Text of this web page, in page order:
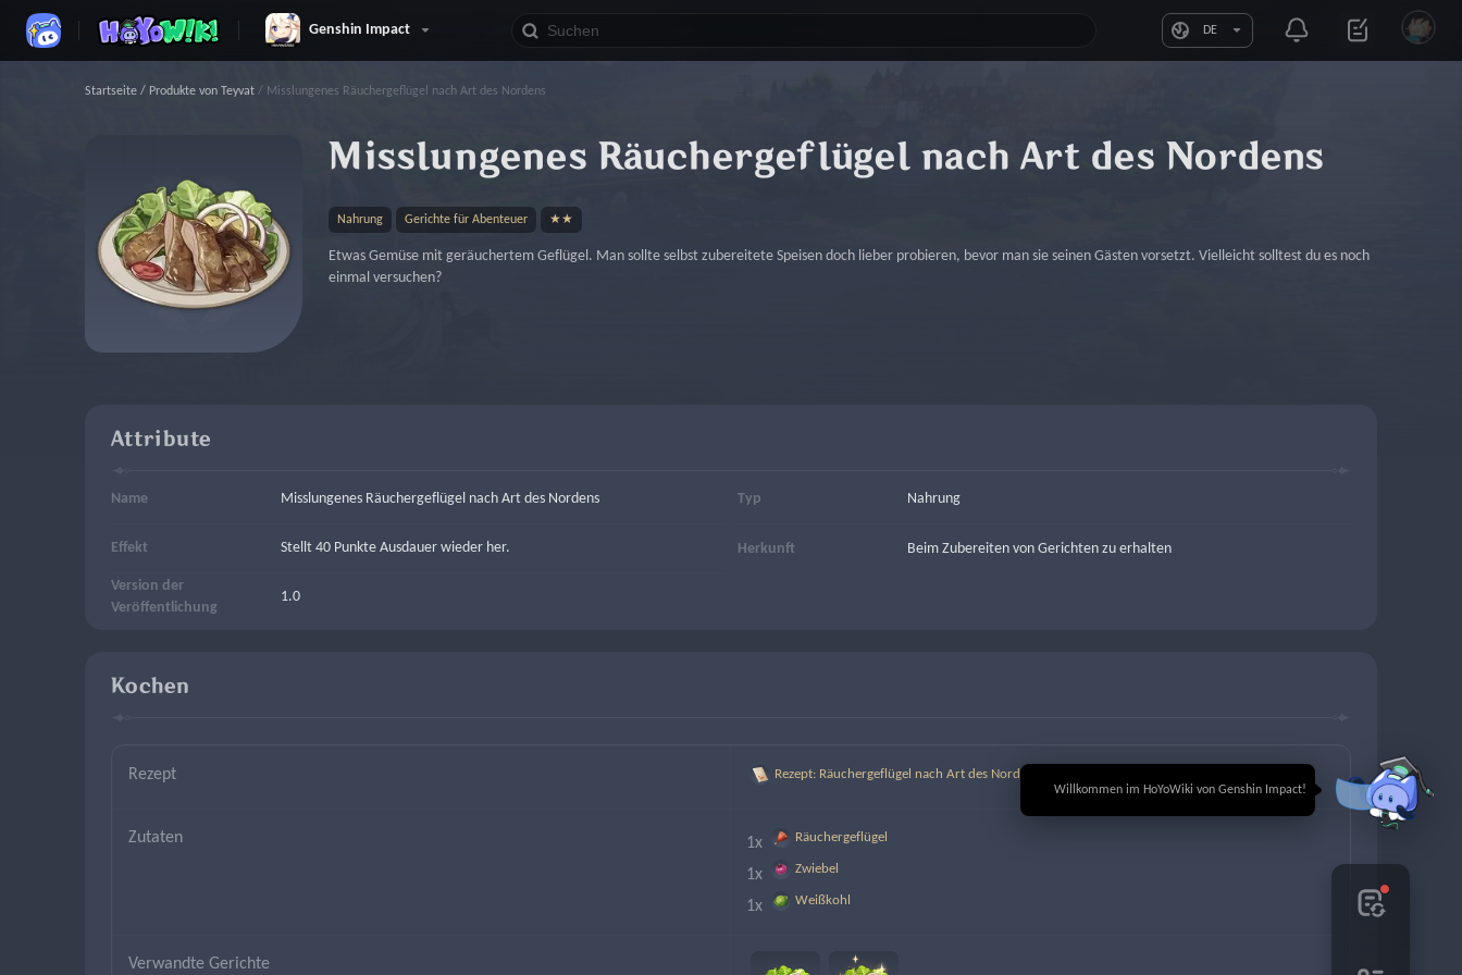
Genshin Impact DE
🎉 Willkommen im HoYoWiki von Genshin Impact!
Startseite / Produkte von Teyvat / Misslungenes Räuchergeflügel nach Art des Nordens
Misslungenes Räuchergeflügel nach Art des Nordens
Nahrung Gerichte für Abenteuer ★★
Etwas Gemüse mit geräuchertem Geflügel. Man sollte selbst zubereitete Speisen doch lieber probieren, bevor man sie seinen Gästen vorsetzt. Vielleicht solltest du es noch
einmal versuchen?
Attribute
Name Misslungenes Räuchergeflügel nach Art des Nordens Typ Nahrung
Effekt Stellt 40 Punkte Ausdauer wieder her. Herkunft Beim Zubereiten von Gerichten zu erhalten
Version der
Veröffentlichung
1.0
Kochen
Rezept Rezept: Räuchergeflügel nach Art des Nordens
Zutaten 1x Räuchergeflügel
1x Zwiebel
1x Weißkohl
Verwandte Gerichte